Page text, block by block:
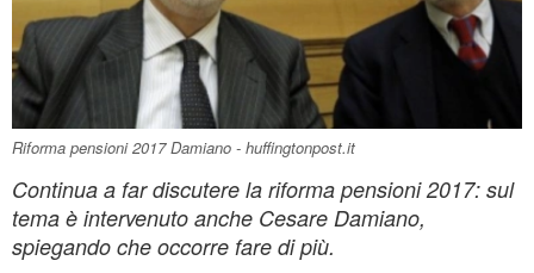
Riforma pensioni 2017 Damiano - huffingtonpost.it
Continua a far discutere la riforma pensioni 2017: sul
tema è intervenuto anche Cesare Damiano,
spiegando che occorre fare di più.